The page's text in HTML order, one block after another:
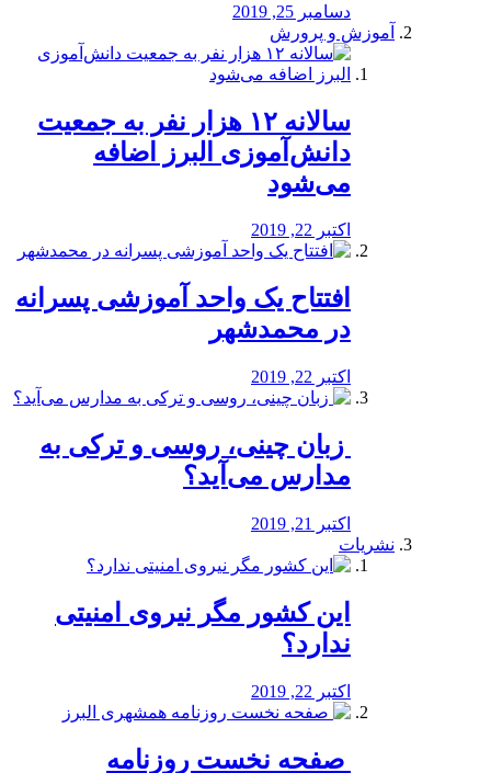
دسامبر 25, 2019
آموزش و پرورش
️سالانه ۱۲ هزار نفر به جمعیت
دانش‌آموزی البرز اضافه
می‌شود
اکتبر 22, 2019
افتتاح یک واحد آموزشی پسرانه
در محمدشهر
اکتبر 22, 2019
️ زبان چینی، روسی و ترکی به
مدارس می‌آید؟
اکتبر 21, 2019
نشریات
این کشور مگر نیروی امنیتی
ندارد؟
اکتبر 22, 2019
️ صفحه نخست روزنامه‌